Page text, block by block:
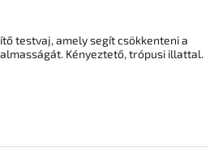
testvaj, amely segít csökkenteni a
Kényeztető, trópusi illattal.